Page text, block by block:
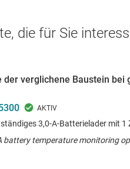
die für Sie
verglichene Baustein bei
3,0-A-Batterielader mit 1
battery temperature monitoring